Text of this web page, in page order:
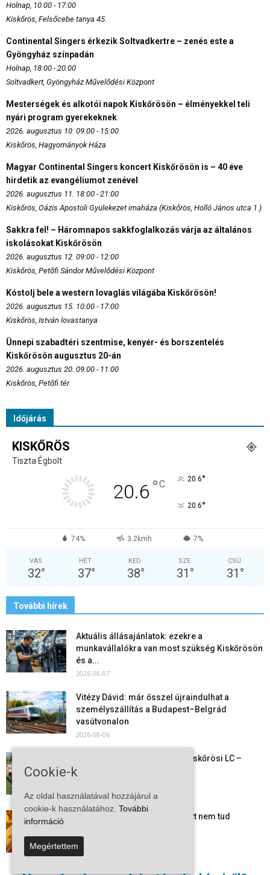
Holnap, 10:00 - 17:00
Kiskőrös, Felsőcebe tanya 45.
Continental Singers érkezik Soltvadkertre – zenés este a
Gyöngyház színpadán
Holnap, 18:00 - 20:00
Soltvadkert, Gyöngyház Művelődési Központ
Mesterségek és alkotói napok Kiskőrösön – élményekkel teli
nyári program gyerekeknek
2026. augusztus 10. 09:00 - 15:00
Kiskőrös, Hagyományok Háza
Magyar Continental Singers koncert Kiskőrösön is – 40 éve
hirdetik az evangéliumot zenével
2026. augusztus 11. 18:00 - 21:00
Kiskőrös, Oázis Apostoli Gyülekezet imaháza (Kiskőrös, Holló János utca 1.)
Sakkra fel! – Háromnapos sakkfoglalkozás várja az általános
iskolásokat Kiskőrösön
2026. augusztus 12. 09:00 - 12:00
Kiskőrös, Petőfi Sándor Művelődési Központ
Kóstolj bele a western lovaglás világába Kiskőrösön!
2026. augusztus 15. 10:00 - 17:00
Kiskőrös, István lovastanya
Ünnepi szabadtéri szentmise, kenyér- és borszentelés
Kiskőrösön augusztus 20-án
2026. augusztus 20. 09:00 - 11:00
Kiskőrös, Petőfi tér
Időjárás
KISKŐRÖS
Tiszta Égbolt
20.6 °C 20.6°
20.6°
74% 3.2kmh 7%
VAS
32°
HÉT
37°
KED
38°
SZE
31 °
CSÜ
31 °
További hírek
Aktuális állásajánlatok: ezekre a
munkavállalókra van most szükség Kiskőrösön
és a...
2026-08-07
Vitézy Dávid: már ősszel újraindulhat a
személyszállítás a Budapest–Belgrád
vasútvonalon
2026-08-06
Megkezdte a felkészülést a Kiskőrösi LC –
együtt maradt a keret,...
Mi történik Európa felett? Ezért nem tud
Cookie-k
Az oldal használatával hozzájárul a
cookie-k használatához. További
információ
Megértettem